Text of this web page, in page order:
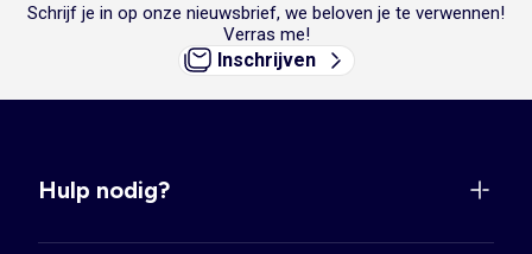
Schrijf je in op onze nieuwsbrief, we beloven je te verwennen!
Verras me!
Inschrijven
Hulp nodig?